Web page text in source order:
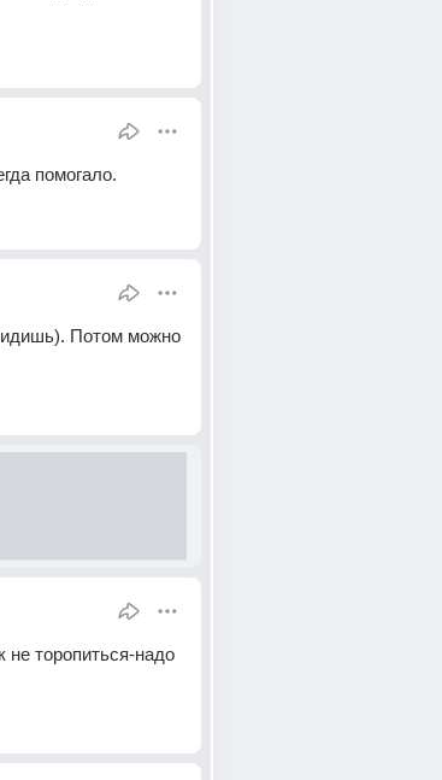
помогало.
Потом можно
торопиться-надо